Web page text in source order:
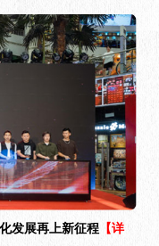
发展再上新征程 【详